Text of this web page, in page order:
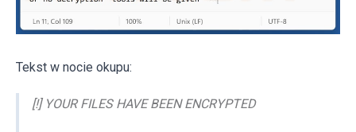
Tekst w nocie okupu:
[!] YOUR FILES HAVE BEEN ENCRYPTED